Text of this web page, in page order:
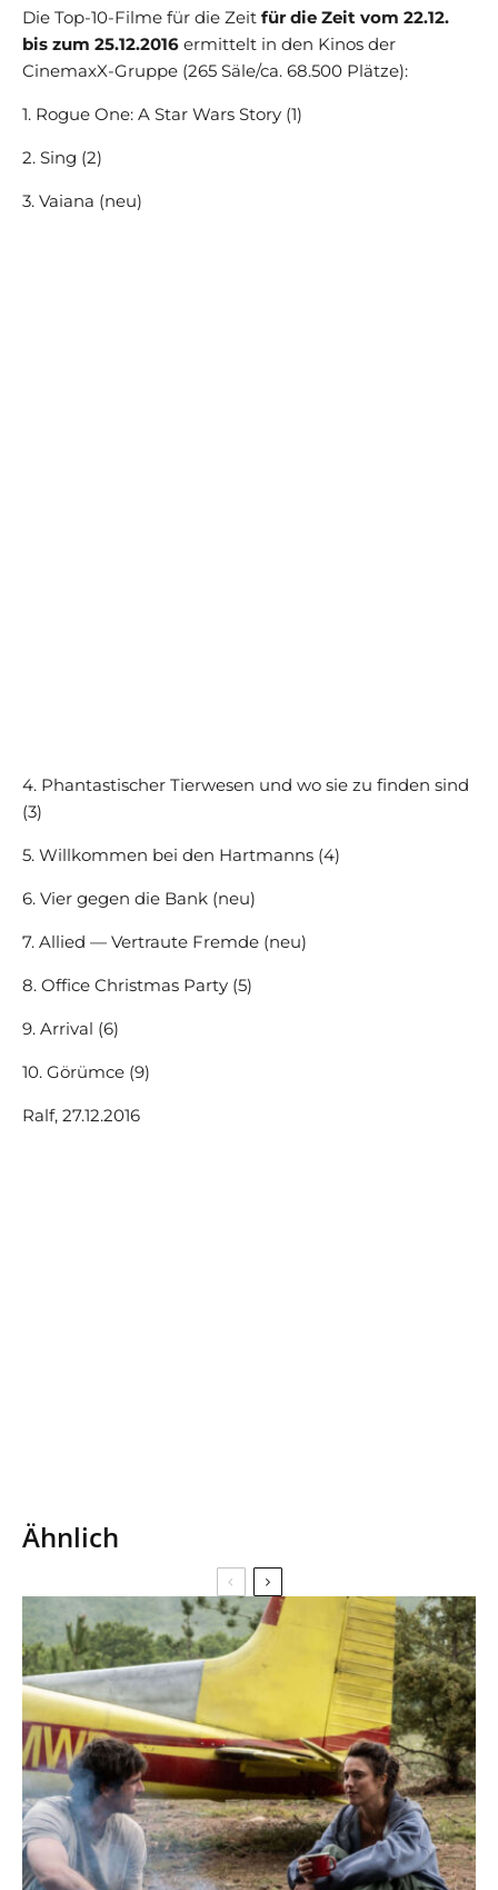
Die Top-10-Filme für die Zeit für die Zeit vom 22.12.
bis zum 25.12.2016 ermittelt in den Kinos der
CinemaxX-Gruppe (265 Säle/ca. 68.500 Plätze):
1. Rogue One: A Star Wars Story (1)
2. Sing (2)
3. Vaiana (neu)
4. Phantastischer Tierwesen und wo sie zu finden sind
(3)
5. Willkommen bei den Hartmanns (4)
6. Vier gegen die Bank (neu)
7. Allied — Vertraute Fremde (neu)
8. Office Christmas Party (5)
9. Arrival (6)
10. Görümce (9)
Ralf, 27.12.2016
Ähnlich